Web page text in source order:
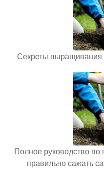
Секреты выращивания
Полное руководство
правильно сажать